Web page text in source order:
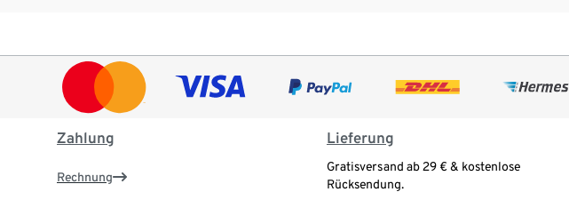
Zahlung
Rechnung
Lieferung
Gratisversand ab 29 € & kostenlose
Rücksendung.